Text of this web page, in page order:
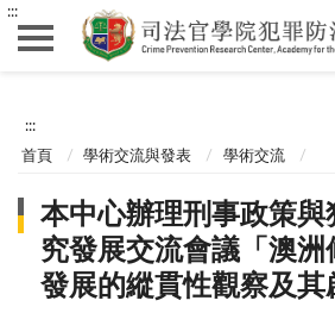
:::
:::
首頁 學術交流與發表 學術交流
本中心辦理刑事政策與
究發展交流會議「澳洲
發展的縱貫性觀察及其